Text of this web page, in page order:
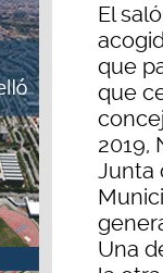
El
que
que
2019,
Junta
Una